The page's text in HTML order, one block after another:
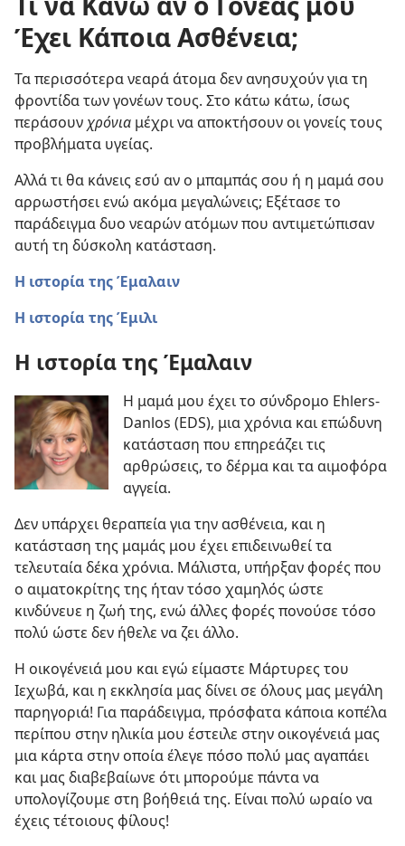
Έχει Κάποια Ασθένεια;
Τα περισσότερα νεαρά άτομα δεν ανησυχούν για τη
φροντίδα των γονέων τους. Στο κάτω κάτω, ίσως
περάσουν χρόνια μέχρι να αποκτήσουν οι γονείς τους
προβλήματα υγείας.
Αλλά τι θα κάνεις εσύ αν ο μπαμπάς σου ή η μαμά σου
αρρωστήσει ενώ ακόμα μεγαλώνεις; Εξέτασε το
παράδειγμα δυο νεαρών ατόμων που αντιμετώπισαν
αυτή τη δύσκολη κατάσταση.
Η ιστορία της Έμαλαιν
Η ιστορία της Έμιλι
Η ιστορία της Έμαλαιν
Η μαμά μου έχει το σύνδρομο Ehlers-
Danlos (EDS), μια χρόνια και επώδυνη
κατάσταση που επηρεάζει τις
αρθρώσεις, το δέρμα και τα αιμοφόρα
αγγεία.
Δεν υπάρχει θεραπεία για την ασθένεια, και η
κατάσταση της μαμάς μου έχει επιδεινωθεί τα
τελευταία δέκα χρόνια. Μάλιστα, υπήρξαν φορές που
ο αιματοκρίτης της ήταν τόσο χαμηλός ώστε
κινδύνευε η ζωή της, ενώ άλλες φορές πονούσε τόσο
πολύ ώστε δεν ήθελε να ζει άλλο.
Η οικογένειά μου και εγώ είμαστε Μάρτυρες του
Ιεχωβά, και η εκκλησία μας δίνει σε όλους μας μεγάλη
παρηγοριά! Για παράδειγμα, πρόσφατα κάποια κοπέλα
περίπου στην ηλικία μου έστειλε στην οικογένειά μας
μια κάρτα στην οποία έλεγε πόσο πολύ μας αγαπάει
και μας διαβεβαίωνε ότι μπορούμε πάντα να
υπολογίζουμε στη βοήθειά της. Είναι πολύ ωραίο να
έχεις τέτοιους φίλους!